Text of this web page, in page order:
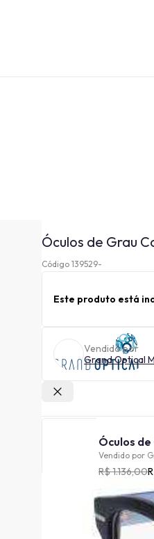
Óculos de Grau
Código 139529-
Este produto está
Vendido por
Grand Optical
Vendido por
R$ 1.136,00